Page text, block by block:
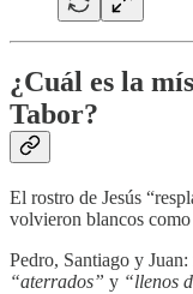
¿Cuál es la
Tabor?
El rostro de Jesús
volvieron blancos
Pedro, Santiago y
“aterrados” y “llenos